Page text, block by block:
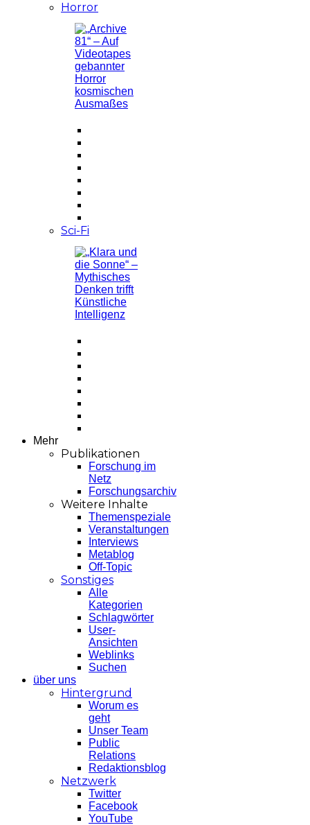
Horror
Sci-Fi
Mehr
Publikationen
Forschung im
Netz
Forschungsarchiv
Weitere Inhalte
Themenspeziale
Veranstaltungen
Interviews
Metablog
Off-Topic
Sonstiges
Alle
Kategorien
Schlagwörter
User-
Ansichten
Weblinks
Suchen
über uns
Hintergrund
Worum es
geht
Unser Team
Public
Relations
Redaktionsblog
Netzwerk
Twitter
Facebook
YouTube